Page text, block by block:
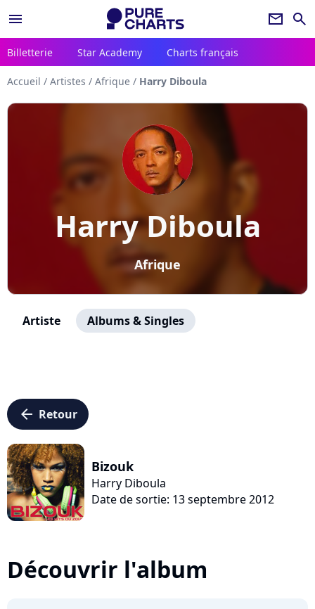
menu newsletter search
Billetterie Star Academy Charts français
Accueil / Artistes / Afrique / Harry Diboula
Harry Diboula
Afrique
Artiste Albums & Singles
arrow_left Retour
Bizouk
Harry Diboula
Date de sortie: 13 septembre 2012
Découvrir l'album